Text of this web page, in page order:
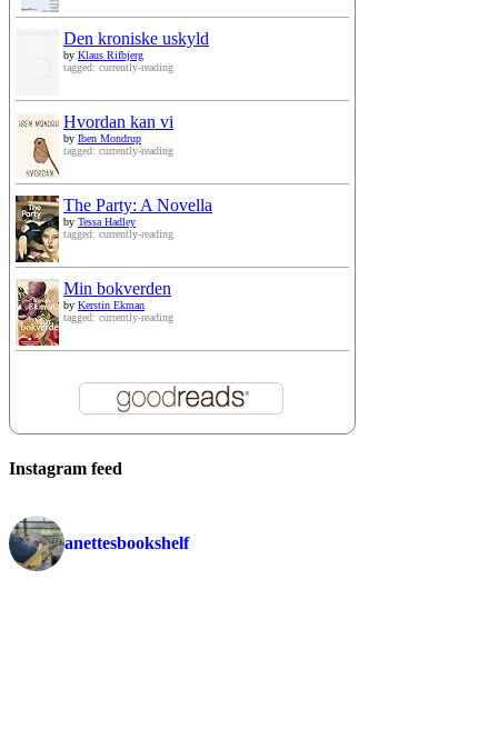
Den kroniske uskyld
by Klaus Rifbjerg
tagged: currently-reading
Hvordan kan vi
by Iben Mondrup
tagged: currently-reading
The Party: A Novella
by Tessa Hadley
tagged: currently-reading
Min bokverden
by Kerstin Ekman
tagged: currently-reading
Instagram feed
anettesbookshelf